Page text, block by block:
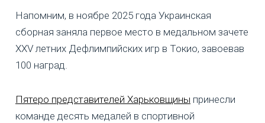
Напомним, в ноябре 2025 года Украинская
сборная заняла первое место в медальном зачете
XXV летних Дефлимпийских игр в Токио, завоевав
100 наград.
Пятеро представителей Харьковщины принесли
команде десять медалей в спортивной